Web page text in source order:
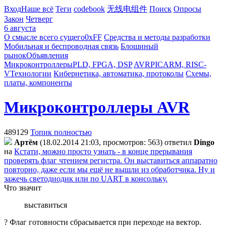
ВходНаше всё Теги codebook 无线电组件 Поиск Опросы
Закон Четверг
6 августа
О смысле всего сущего0xFF Средства и методы разработки
Мобильная и беспроводная связь Блошиный
рынокОбъявления
МикроконтроллерыPLD, FPGA, DSP AVRPICARM, RISC-
VТехнологии Кибернетика, автоматика, протоколы Схемы,
платы, компоненты
Микроконтроллеры AVR
489129 Топик полностью
Apтём (18.02.2014 21:03, просмотров: 563) ответил Dingo
на Кстати, можно просто узнать - в конце прерывания
проверять флаг чтением регистра. Он выставиться аппаратно
повторно, даже если мы ещё не вышли из обработчика. Ну и
зажечь светодиодик или по UART в консольку.
Что значит
выставиться
? Флаг готовности сбрасывается при переходе на вектор.